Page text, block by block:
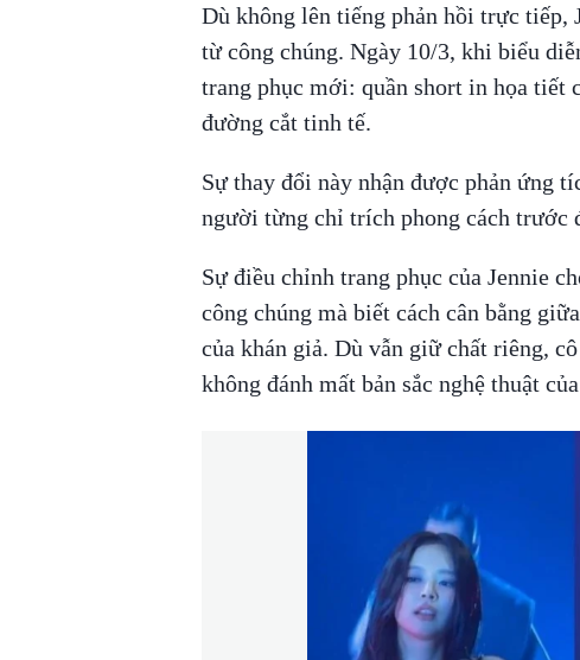
Dù không lên tiếng phản hồi trực tiếp,
từ công chúng. Ngày 10/3, khi biểu
trang phục mới: quần short in họa tiết
đường cắt tinh tế.
Sự thay đổi này nhận được phản ứng
người từng chỉ trích phong cách trước
Sự điều chỉnh trang phục của Jennie
công chúng mà biết cách cân bằng
của khán giả. Dù vẫn giữ chất riêng,
không đánh mất bản sắc nghệ thuật